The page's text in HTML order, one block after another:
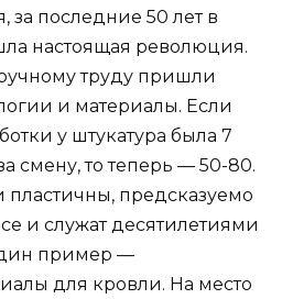
за последние 50 лет в
настоящая революция.
труду пришли
и материалы. Если
у штукатура была 7
смену, то теперь — 50-80.
предсказуемо
и служат десятилетиями
пример —
для кровли. На место